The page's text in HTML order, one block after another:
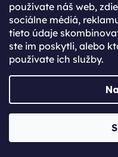
používate náš web,
sociálne médiá,
tieto údaje
ste im poskytli, alebo
používate ich služby.
maximální
22.06.2025